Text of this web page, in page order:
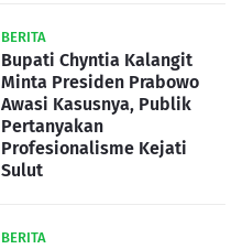
BERITA
Bupati Chyntia Kalangit
Minta Presiden Prabowo
Awasi Kasusnya, Publik
Pertanyakan
Profesionalisme Kejati
Sulut
BERITA